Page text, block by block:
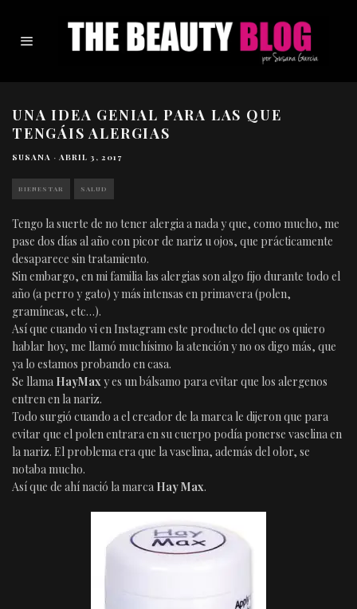
UNA IDEA GENIAL PARA LAS QUE
TENGÁIS ALERGIAS
SUSANA · ABRIL 3, 2017
BIENESTAR SALUD
Tengo la suerte de no tener alergia a nada y que, como mucho, me
pase dos días al año con picor de nariz u ojos, que prácticamente
desaparece sin tratamiento.
Sin embargo, en mi familia las alergias son algo fijo durante todo el
año (a perro y gato) y más intensas en primavera (polen,
gramíneas, etc…).
Así que cuando vi en Instagram este producto del que os quiero
hablar hoy, me llamó muchísimo la atención y no os digo más, que
ya lo estamos probando en casa.
Se llama HayMaxy es un bálsamo para evitar que los alergenos
entren en la nariz.
Todo surgió cuando a el creador de la marca le dijeron que para
evitar que el polen entrara en su cuerpo podía ponerse vaselina en
la nariz. El problema era que la vaselina, además del olor, se
notaba mucho.
Así que de ahí nació la marca Hay Max.